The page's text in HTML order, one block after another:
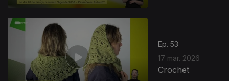
Ep. 53
17 mar. 2026
Crochet